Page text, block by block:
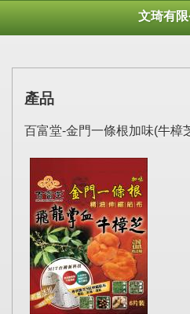
文琦有限
產品
百富堂-金門一條根加味(牛樟